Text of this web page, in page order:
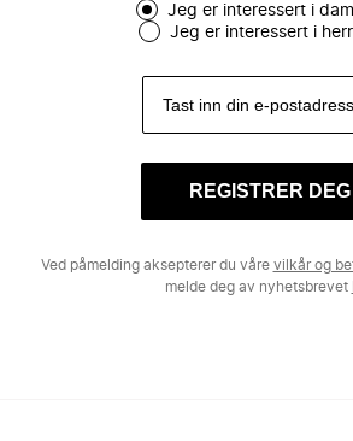
Jeg er interessert i
Jeg er interessert i
REGISTRER DEG
Ved påmelding aksepterer du våre vilkår og
melde deg av nyhetsbrevet